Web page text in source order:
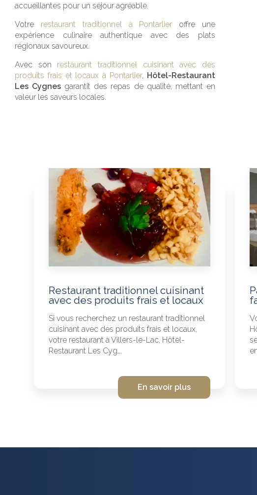
accueillantes pour un séjour agréable.
Votre restaurant traditionnel à Pontarlier offre une
expérience culinaire authentique avec des plats
régionaux savoureux.
Avec son restaurant traditionnel cuisinant avec des
produits frais et locaux à Pontarlier, Hôtel-Restaurant
Les Cygnes garantit des repas de qualité, mettant en
valeur les saveurs locales.
Restaurant traditionnel cuisinant
avec des produits frais et locaux
Si vous recherchez un restaurant traditionnel
cuisinant avec des produits frais et locaux,
votre restaurant à Villers-le-Lac, Hôtel-
Restaurant Les Cyg...
En savoir plus